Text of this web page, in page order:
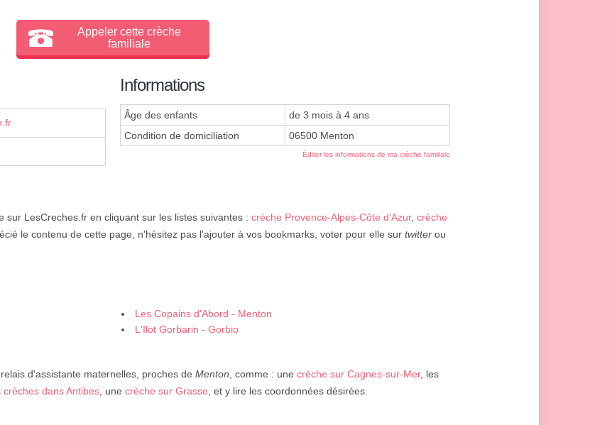
Appeler cette crèche
familiale
Informations
Âge des enfants
de 3 mois à 4 ans
Condition de domiciliation
06500 Menton
Éditer les informations de ma crèche familiale
sur LesCreches.fr en cliquant sur les listes suivantes : crèche Provence-Alpes-Côte d'Azur, crèche
le contenu de cette page, n'hésitez pas l'ajouter à vos bookmarks, voter pour elle sur twitter ou
Les Copains d'Abord - Menton
L'Ilot Gorbarin - Gorbio
d'assistante maternelles, proches de Menton, comme : une crèche sur Cagnes-sur-Mer, les
crèches dans Antibes, une crèche sur Grasse, et y lire les coordonnées désirées.